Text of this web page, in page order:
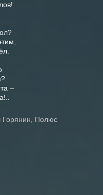
–
Горянин, Полюс